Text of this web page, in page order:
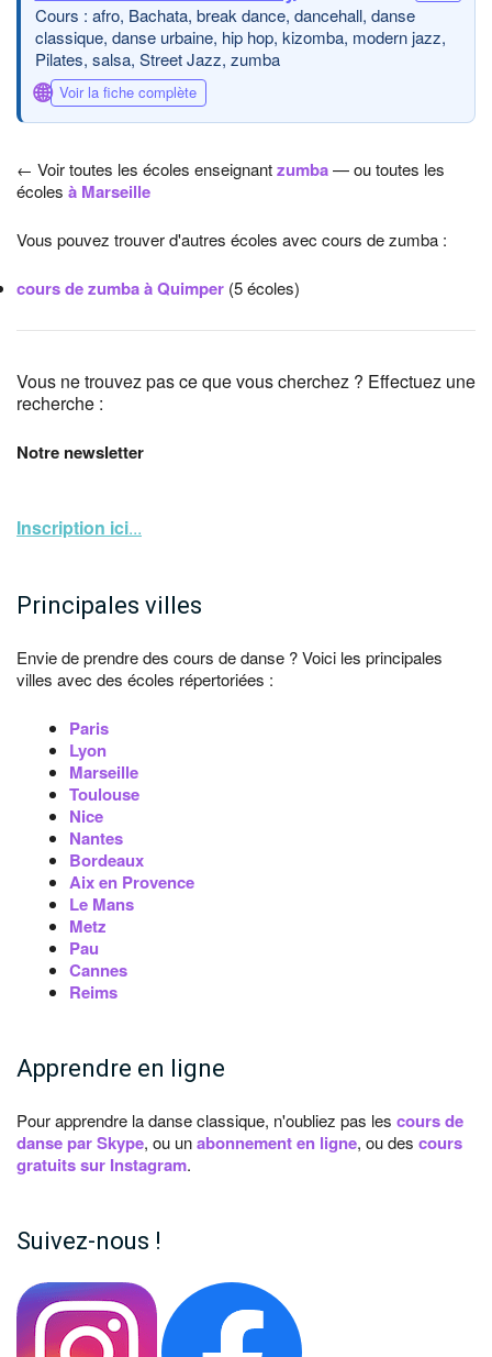
Cours : afro, Bachata, break dance, dancehall, danse
classique, danse urbaine, hip hop, kizomba, modern jazz,
Pilates, salsa, Street Jazz, zumba
🌐 Voir la fiche complète
← Voir toutes les écoles enseignantzumba— ou toutes les
écoles à Marseille
Vous pouvez trouver d'autres écoles avec cours de zumba :
cours de zumba à Quimper (5 écoles)
Vous ne trouvez pas ce que vous cherchez ? Effectuez une
recherche :
Notre newsletter
Inscription ici...
Principales villes
Envie de prendre des cours de danse ? Voici les principales
villes avec des écoles répertoriées :
Paris
Lyon
Marseille
Toulouse
Nice
Nantes
Bordeaux
Aix en Provence
Le Mans
Metz
Pau
Cannes
Reims
Apprendre en ligne
Pour apprendre la danse classique, n'oubliez pas les cours de
danse par Skype, ou unabonnement en ligne, ou des cours
gratuits sur Instagram.
Suivez-nous !